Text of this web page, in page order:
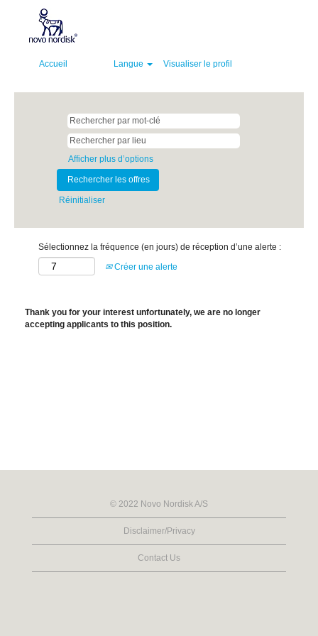
Accueil Langue Visualiser le profil
Afficher plus d’options
Réinitialiser
Sélectionnez la fréquence (en jours) de réception d’une alerte :
Créer une alerte
Thank you for your interest unfortunately, we are no longer
accepting applicants to this position.
© 2022 Novo Nordisk A/S
Disclaimer/Privacy
Contact Us